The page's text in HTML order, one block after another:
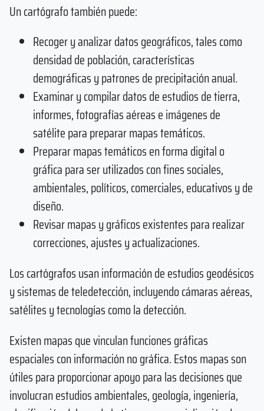
Un cartógrafo también puede:
Recoger y analizar datos geográficos, tales como
densidad de población, características
demográficas y patrones de precipitación anual.
Examinar y compilar datos de estudios de tierra,
informes, fotografías aéreas e imágenes de
satélite para preparar mapas temáticos.
Preparar mapas temáticos en forma digital o
gráfica para ser utilizados con fines sociales,
ambientales, políticos, comerciales, educativos y de
diseño.
Revisar mapas y gráficos existentes para realizar
correcciones, ajustes y actualizaciones.
Los cartógrafos usan información de estudios geodésicos
y sistemas de teledetección, incluyendo cámaras aéreas,
satélites y tecnologías como la detección.
Existen mapas que vinculan funciones gráficas
espaciales con información no gráfica. Estos mapas son
útiles para proporcionar apoyo para las decisiones que
involucran estudios ambientales, geología, ingeniería,